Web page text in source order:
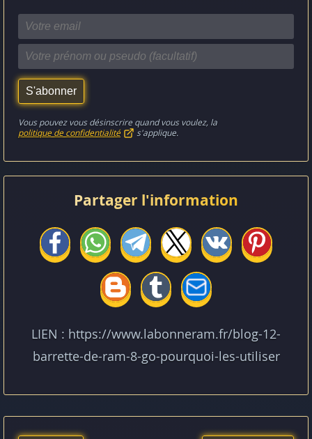
Vous pouvez vous désinscrire quand vous voulez, la
politique de confidentialité
s'applique.
Partager l'information
LIEN : https://www.labonneram.fr/blog-12-
barrette-de-ram-8-go-pourquoi-les-utiliser